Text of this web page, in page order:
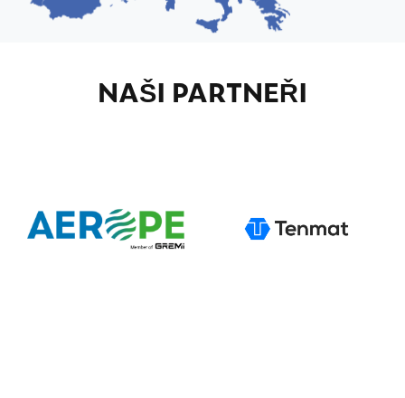
NAŠI PARTNEŘI